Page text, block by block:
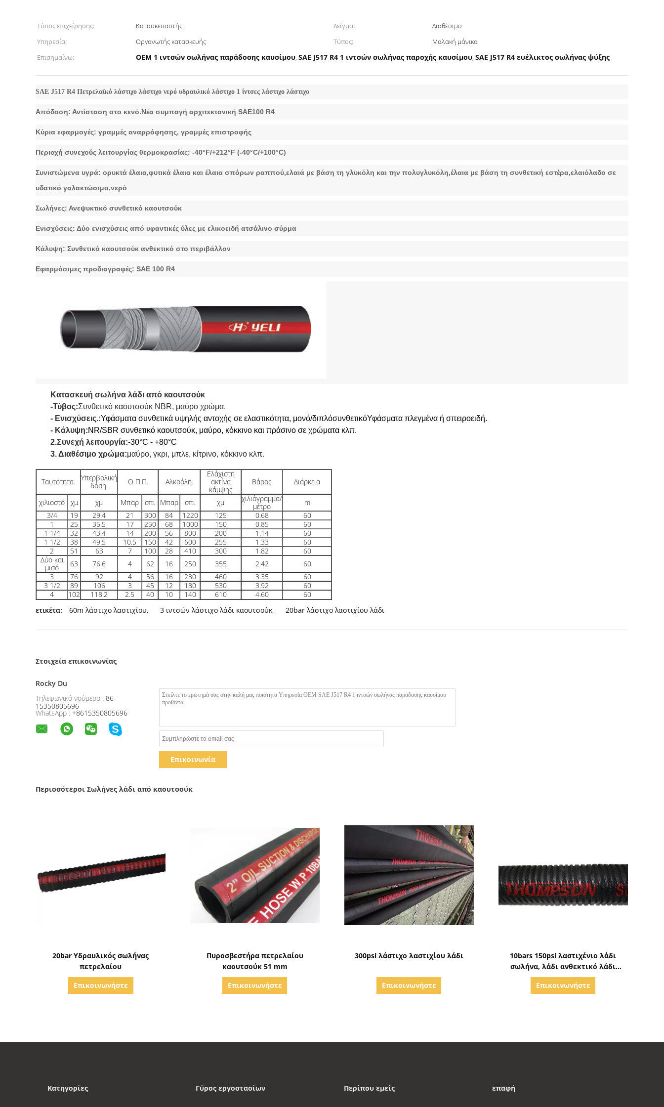
Τύπος επιχείρησης: Κατασκευαστής Δείγμα:
Διαθέσιμο
Υπηρεσία:
Οργανωτής κατασκευής Τύπος:
Μαλακή μάνικα
Επισημαίνω:
OEM 1 ιντσών σωλήνας παράδοσης καυσίμου, SAE J517 R4 1 ιντσών σωλήνας παροχής καυσίμου, SAE J517 R4 ευέλικτος σωλήνας ψύξης
SAE J517 R4 Πετρελαϊκό λάστιχο λάστιχο νερό υδραυλικό λάστιχο 1 ίντσες λάστιχο λάστιχο
Απόδοση: Αντίσταση στο κενό.Νέα συμπαγή αρχιτεκτονική SAE100 R4
Κύρια εφαρμογές: γραμμές αναρρόφησης, γραμμές επιστροφής
Περιοχή συνεχούς λειτουργίας θερμοκρασίας: -40°F/+212°F (-40°C/+100°C)
Συνιστώμενα υγρά: ορυκτά έλαια,φυτικά έλαια και έλαια σπόρων ραππού,ελαιά με βάση τη γλυκόλη και την πολυγλυκόλη,έλαια με βάση τη συνθετική εστέρα,ελαιόλαδο σε
υδατικό γαλακτώσιμο,νερό
Σωλήνες: Ανεψυκτικό συνθετικό καουτσούκ
Ενισχύσεις: Δύο ενισχύσεις από υφαντικές ύλες με ελικοειδή ατσάλινο σύρμα
Κάλυψη: Συνθετικό καουτσούκ ανθεκτικό στο περιβάλλον
Εφαρμόσιμες προδιαγραφές: SAE 100 R4
Κατασκευή σωλήνα λάδι από καουτσούκ
-Τύβος:Συνθετικό καουτσούκ NBR, μαύρο χρώμα.
- Ενισχύσεις.:Υφάσματα συνθετικά υψηλής αντοχής σε ελαστικότητα, μονό/διπλόσυνθετικόΥφάσματα πλεγμένα ή σπειροειδή.
- Κάλυψη:NR/SBR συνθετικό καουτσούκ, μαύρο, κόκκινο και πράσινο σε χρώματα κλπ.
2.Συνεχή λειτουργία:-30°C - +80°C
3. Διαθέσιμο χρώμα:μαύρο, γκρι, μπλε, κίτρινο, κόκκινο κλπ.
Ταυτότητα.
Υπερβολική
δόση.
Ο Π.Π. Αλκοόλη.
Ελάχιστη
ακτίνα
κάμψης
Βάρος Διάρκεια
χιλιοστό χμ χμ Μπαρ σπι Μπαρ σπι χμ
χιλιόγραμμα/
μέτρο
m
3/4
19 29.4 21 300 84 1220 125 0.68
60
1
25 35.5 17 250 68 1000 150 0.85
60
1 1/4
32 43.4 14 200 56 800 200 1.14
60
1 1/2
38 49.5 10.5 150 42 600 255 1.33
60
2
51 63 7 100 28 410 300 1.82
60
Δύο και
μισό
63 76.6 4 62 16 250 355 2.42
60
3
76 92 4 56 16 230 460 3.35
60
3 1/2
89 106 3 45 12 180 530 3.92
60
4
102 118.2 2.5 40 10 140 610 4.60
60
ετικέτα:
60m λάστιχο λαστιχίου, 3 ιντσών λάστιχο λάδι καουτσούκ, 20bar λάστιχο λαστιχίου λάδι
Στοιχεία επικοινωνίας
Rocky Du
Τηλεφωνικό νούμερο : 86-
15350805696
WhatsApp : +8615350805696
Επικοινωνία
Περισσότεροι Σωλήνες λάδι από καουτσούκ
20bar Υδραυλικός σωλήνας
πετρελαίου
Επικοινωνήστε
Πυροσβεστήρα πετρελαίου
καουτσούκ 51 mm
Επικοινωνήστε
300psi λάστιχο λαστιχίου λάδι
Επικοινωνήστε
10bars 150psi λαστιχένιο λάδι
σωλήνα, λάδι ανθεκτικό λάδι
σωλήνα
Επικοινωνήστε
Κατηγορίες Γύρος εργοστασίων Περίπου εμείς επαφή